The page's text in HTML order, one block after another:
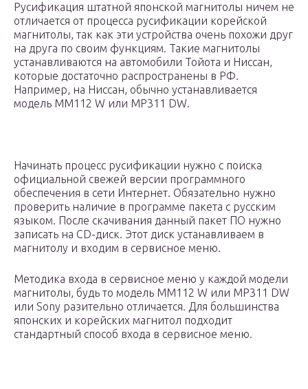
Русификация штатной японской магнитолы ничем не
отличается от процесса русификации корейской
магнитолы, так как эти устройства очень похожи друг
на друга по своим функциям. Такие магнитолы
устанавливаются на автомобили Тойота и Ниссан,
которые достаточно распространены в РФ.
Например, на Ниссан, обычно устанавливается
модель MM112 W или MP311 DW.
Начинать процесс русификации нужно с поиска
официальной свежей версии программного
обеспечения в сети Интернет. Обязательно нужно
проверить наличие в программе пакета с русским
языком. После скачивания данный пакет ПО нужно
записать на CD-диск. Этот диск устанавливаем в
магнитолу и входим в сервисное меню.
Методика входа в сервисное меню у каждой модели
магнитолы, будь то модель MM112 W или MP311 DW
или Sony разительно отличается. Для большинства
японских и корейских магнитол подходит
стандартный способ входа в сервисное меню.